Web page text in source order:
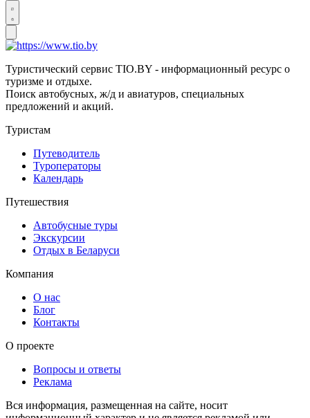
Туристический сервис TIO.BY - информационный ресурс о
туризме и отдыхе.
Поиск автобусных, ж/д и авиатуров, специальных
предложений и акций.
Туристам
Путеводитель
Туроператоры
Календарь
Путешествия
Автобусные туры
Экскурсии
Отдых в Беларуси
Компания
О нас
Блог
Контакты
О проекте
Вопросы и ответы
Реклама
Вся информация, размещенная на сайте, носит